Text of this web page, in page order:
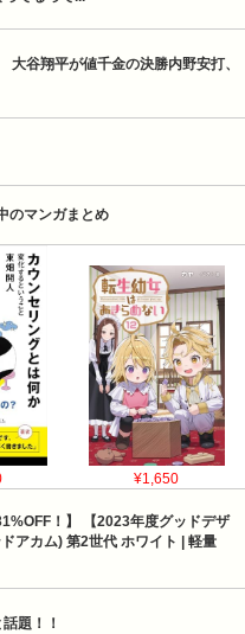
大谷翔平が値千金の決勝内野安打、
のマンガまとめ
¥1,650
！】 【2023年度グッドデザ
アカム) 第2世代 ホワイト | 軽量
題！！